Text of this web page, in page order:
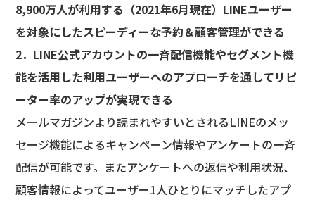
8,900万人が利用する（2021年6月現在）LINEユーザー
を対象にしたスピーディーな予約＆顧客管理ができる
2．LINE公式アカウントの一斉配信機能やセグメント機
能を活用した利用ユーザーへのアプローチを通してリピ
ーター率のアップが実現できる
メールマガジンより読まれやすいとされるLINEのメッ
セージ機能によるキャンペーン情報やアンケートの一斉
配信が可能です。またアンケートへの返信や利用状況、
顧客情報によってユーザー1人ひとりにマッチしたアプ